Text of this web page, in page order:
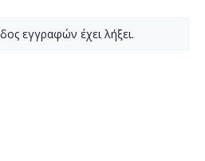
εγγραφών έχει λήξει.